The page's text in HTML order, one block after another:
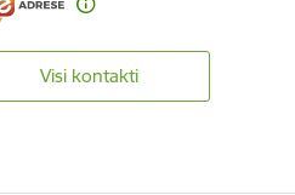
Visi kontakti